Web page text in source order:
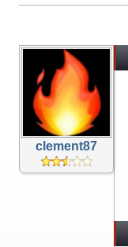
clement87